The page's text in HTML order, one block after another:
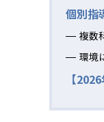
個別指
複数
環境
【